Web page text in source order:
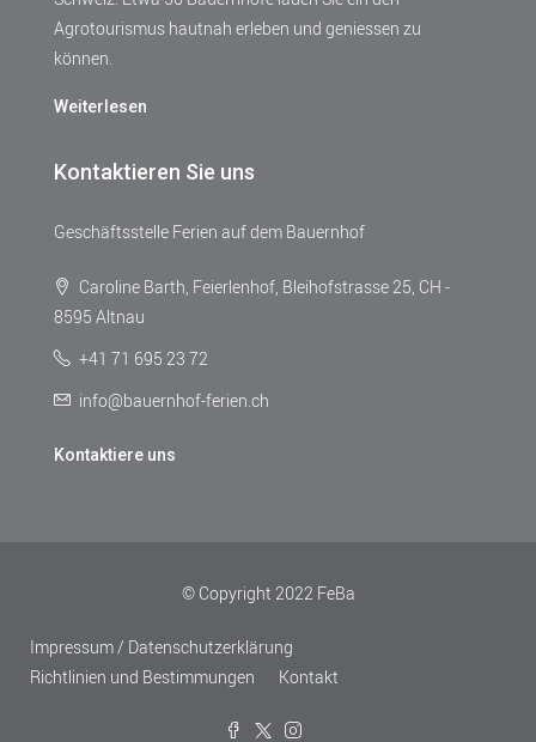
Agrotourismus hautnah erleben und geniessen zu
können.
Weiterlesen
Kontaktieren Sie uns
Geschäftsstelle Ferien auf dem Bauernhof
Caroline Barth, Feierlenhof, Bleihofstrasse 25, CH -
8595 Altnau
+41 71 695 23 72
info@bauernhof-ferien.ch
Kontaktiere uns
© Copyright 2022 FeBa
Impressum / Datenschutzerklärung
Richtlinien und Bestimmungen
Kontakt